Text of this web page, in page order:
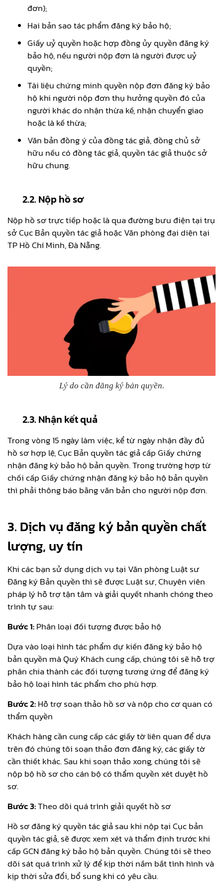
đơn);
Hai bản sao tác phẩm đăng ký bảo hộ;
Giấy uỷ quyền hoặc hợp đồng ủy quyền đăng ký
bảo hộ, nếu người nộp đơn là người được uỷ
quyền;
Tài liệu chứng minh quyền nộp đơn đăng ký bảo
hộ khi người nộp đơn thụ hưởng quyền đó của
người khác do nhận thừa kế, nhận chuyển giao
hoặc là kế thừa;
Văn bản đồng ý của đồng tác giả, đồng chủ sở
hữu nếu có đồng tác giả, quyền tác giả thuộc sở
hữu chung.
2.2. Nộp hồ sơ
Nộp hồ sơ trực tiếp hoặc là qua đường bưu điện tại trụ
sở Cục Bản quyền tác giả hoặc Văn phòng đại diện tại
TP Hồ Chí Minh, Đà Nẵng.
Lý do cần đăng ký bản quyền.
2.3. Nhận kết quả
Trong vòng 15 ngày làm việc, kể từ ngày nhận đầy đủ
hồ sơ hợp lệ, Cục Bản quyền tác giả cấp Giấy chứng
nhận đăng ký bảo hộ bản quyền. Trong trường hợp từ
chối cấp Giấy chứng nhận đăng ký bảo hộ bản quyền
thì phải thông báo bằng văn bản cho người nộp đơn.
3. Dịch vụ đăng ký bản quyền chất
lượng, uy tín
Khi các bạn sử dụng dịch vụ tại Văn phòng Luật sư
Đăng ký Bản quyền thì sẽ được Luật sư, Chuyên viên
pháp lý hỗ trợ tận tâm và giải quyết nhanh chóng theo
trình tự sau:
Bước 1:Phân loại đối tượng được bảo hộ
Dựa vào loại hình tác phẩm dự kiến đăng ký bảo hộ
bản quyền mà Quý Khách cung cấp, chúng tôi sẽ hỗ trợ
phân chia thành các đối tượng tương ứng để đăng ký
bảo hộ loại hình tác phẩm cho phù hợp.
Bước 2:Hỗ trợ soạn thảo hồ sơ và nộp cho cơ quan có
thẩm quyền
Khách hàng cần cung cấp các giấy tờ liên quan để dựa
trên đó chúng tôi soạn thảo đơn đăng ký, các giấy tờ
cần thiết khác. Sau khi soạn thảo xong, chúng tôi sẽ
nộp bộ hồ sơ cho cán bộ có thẩm quyền xét duyệt hồ
sơ.
Bước 3:Theo dõi quá trình giải quyết hồ sơ
Hồ sơ đăng ký quyền tác giả sau khi nộp tại Cục bản
quyền tác giả, sẽ được xem xét và thẩm định trước khi
cấp GCN đăng ký bảo hộ bản quyền. Chúng tôi sẽ theo
dõi sát quá trình xử lý để kịp thời nắm bắt tình hình và
kịp thời sửa đổi, bổ sung khi có yêu cầu.